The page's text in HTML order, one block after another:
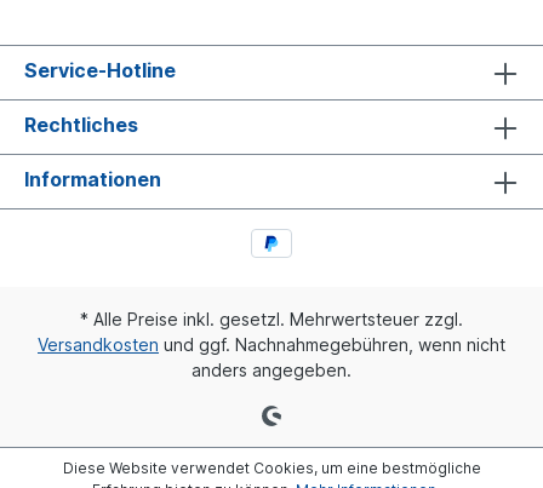
Service-Hotline
Rechtliches
Informationen
* Alle Preise inkl. gesetzl. Mehrwertsteuer zzgl.
Versandkosten und ggf. Nachnahmegebühren, wenn nicht
anders angegeben.
Diese Website verwendet Cookies, um eine bestmögliche